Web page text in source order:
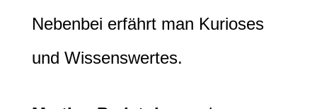
Nebenbei erfährt man Kurioses
und Wissenswertes.